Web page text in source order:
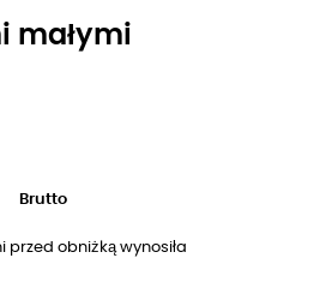
małymi
Brutto
obniżką wynosiła